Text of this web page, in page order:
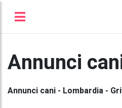
Annunci
Annunci cani - Lombardia -